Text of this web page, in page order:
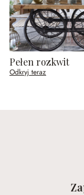
Pełen rozkwit
Odkryj teraz